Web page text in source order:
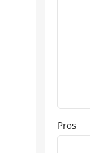
Pros